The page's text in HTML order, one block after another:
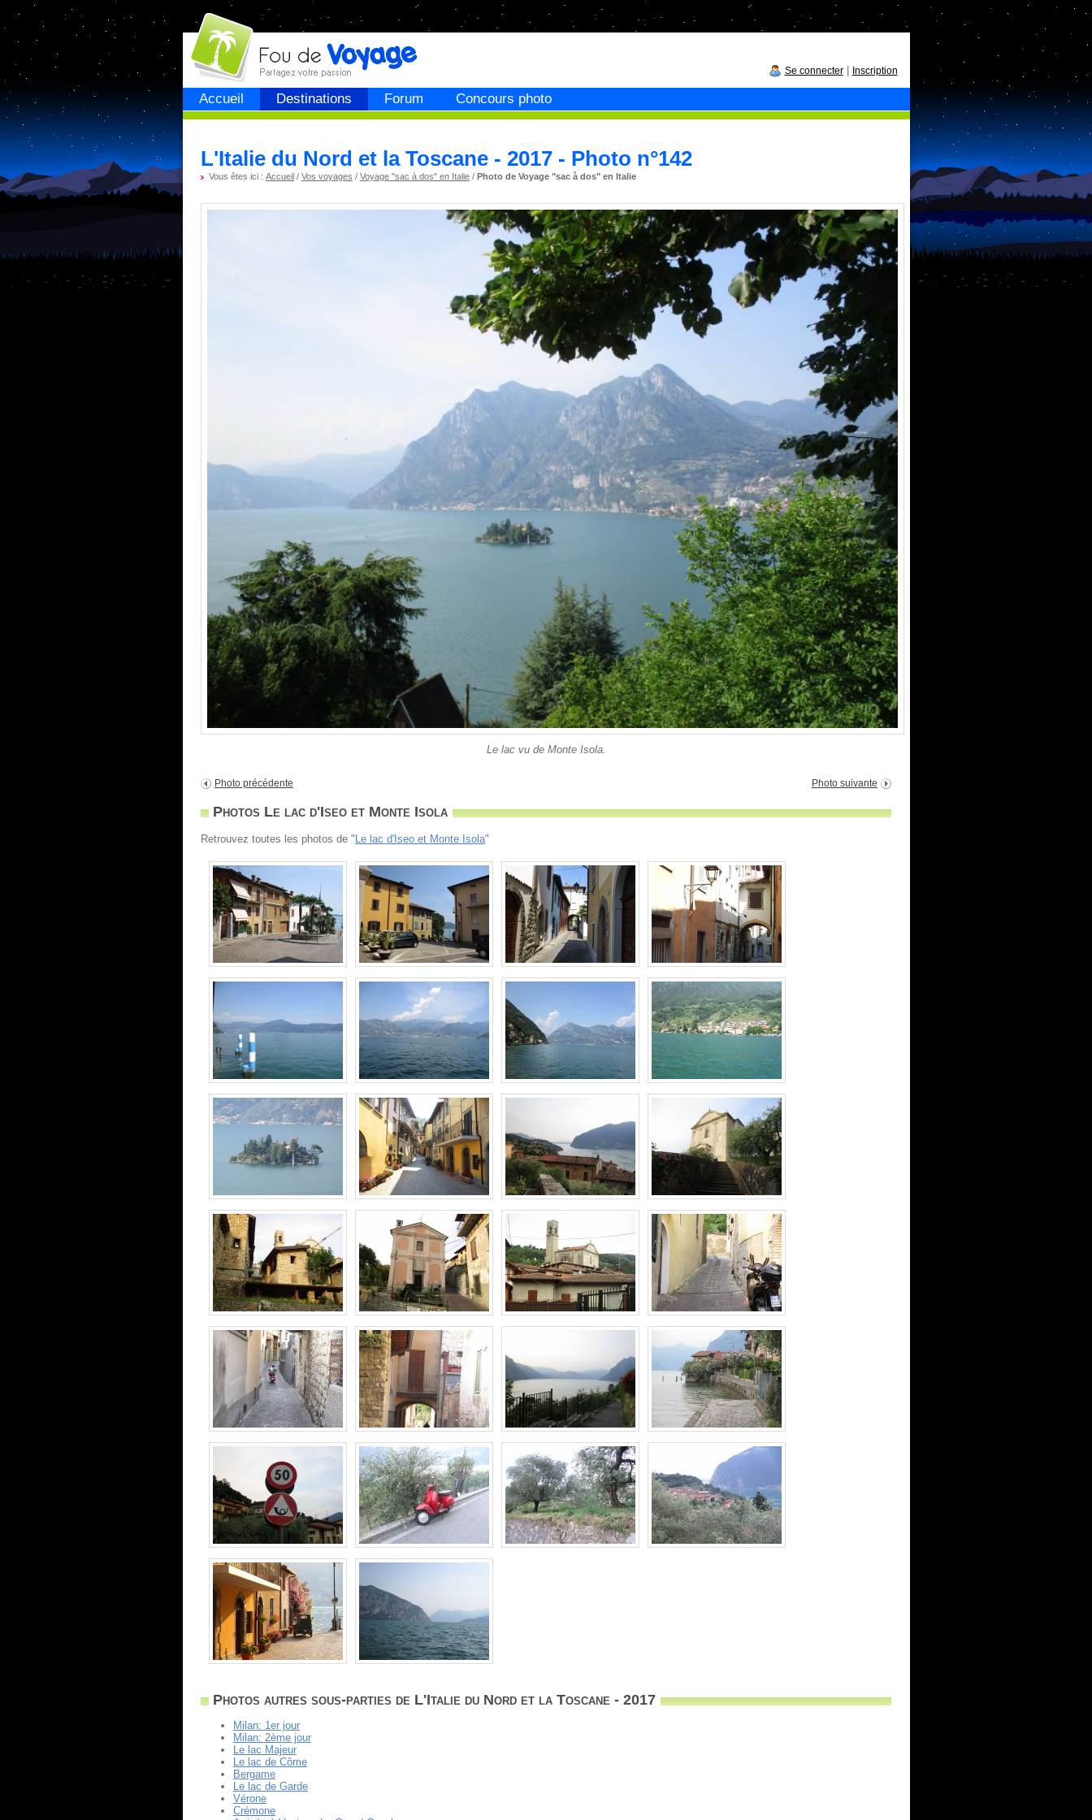
Accueil Destinations Forum Concours photo
Fou devoyage
Se connecter| Inscription
L'Italie du Nord et la Toscane - 2017 - Photo n°142
Vous êtes ici : Accueil/ Vos voyages / Voyage "sac à dos" en Italie/ Photo de Voyage "sac à dos" en Italie
Le lac vu de Monte Isola.
Photo précédente Photo suivante
Photos Le lac d'Iseo et Monte Isola
Retrouvez toutes les photos de "Le lac d'Iseo et Monte Isola"
Photos autres sous-parties de L'Italie du Nord et la Toscane - 2017
Milan: 1er jour
Milan: 2ème jour
Le lac Majeur
Le lac de Côme
Bergame
Le lac de Garde
Vérone
Crémone